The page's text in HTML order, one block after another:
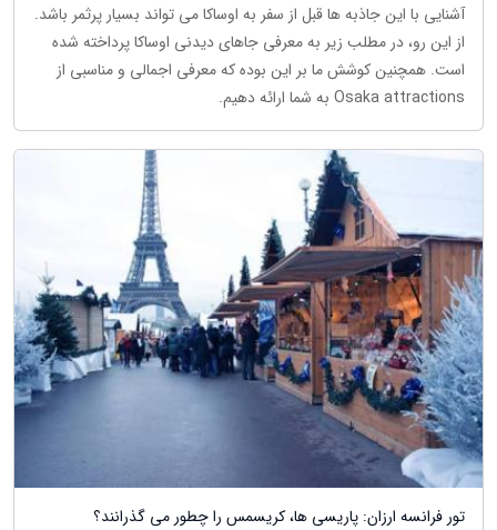
آشنایی با این جاذبه ها قبل از سفر به اوساکا می تواند بسیار پرثمر باشد.
از این رو، در مطلب زیر به معرفی جاهای دیدنی اوساکا پرداخته شده
است. همچنین کوشش ما بر این بوده که معرفی اجمالی و مناسبی از
Osaka attractions به شما ارائه دهیم.
تور فرانسه ارزان: پاریسی ها، کریسمس را چطور می گذرانند؟